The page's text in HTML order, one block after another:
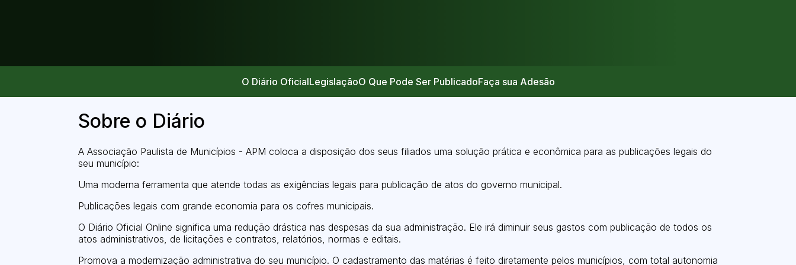
O Diário OficialLegislaçãoO Que Pode Ser PublicadoFaça sua Adesão
Sobre o Diário
A Associação Paulista de Municípios - APM coloca a disposição dos seus filiados uma solução prática e econômica para as publicações legais do
seu município:
Uma moderna ferramenta que atende todas as exigências legais para publicação de atos do governo municipal.
Publicações legais com grande economia para os cofres municipais.
O Diário Oficial Online significa uma redução drástica nas despesas da sua administração. Ele irá diminuir seus gastos com publicação de todos os
atos administrativos, de licitações e contratos, relatórios, normas e editais.
Promova a modernização administrativa do seu município. O cadastramento das matérias é feito diretamente pelos municípios, com total autonomia